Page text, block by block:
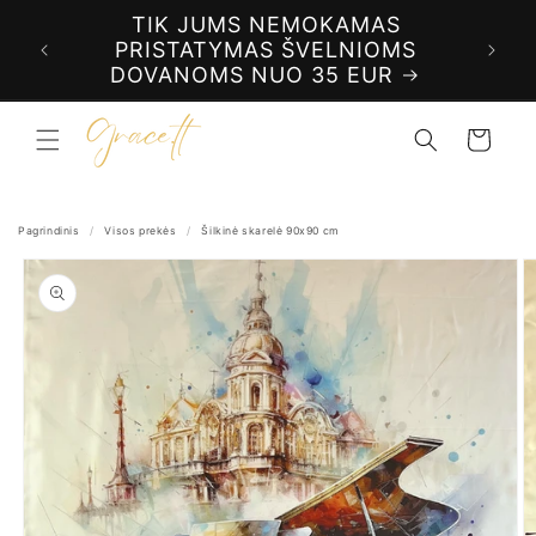
TIK JUMS NEMOKAMAS
PRISTATYMAS ŠVELNIOMS
DOVANOMS NUO 35 EUR
Krepšelis
Pagrindinis / Visos prekės / Šilkinė skarelė 90x90 cm
Pereiti prie
informacijos
apie gaminį